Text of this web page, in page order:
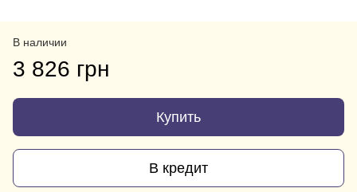
В наличии
3 826 грн
Купить
В кредит